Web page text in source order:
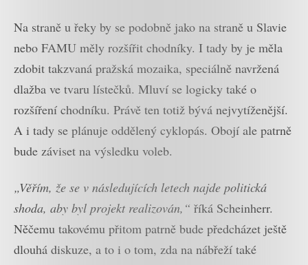
Na straně u řeky by se podobně jako na straně u Slavie
nebo FAMU měly rozšířit chodníky. I tady by je měla
zdobit takzvaná pražská mozaika, speciálně navržená
dlažba ve tvaru lístečků. Mluví se logicky také o
rozšíření chodníku. Právě ten totiž bývá nejvytíženější.
A i tady se plánuje oddělený cyklopás. Obojí ale patrně
bude záviset na výsledku voleb.
„Věřím, že se v následujících letech najde politická
shoda, aby byl projekt realizován,“ říká Scheinherr.
Něčemu takovému přitom patrně bude předcházet ještě
dlouhá diskuze, a to i o tom, zda na nábřeží také